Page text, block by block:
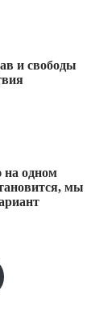
и свободы
одном
мы